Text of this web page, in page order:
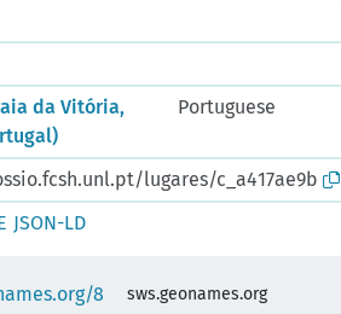
da Vitória,
Portuguese
lugares/c_a417ae9b
JSON-LD
8
sws.geonames.org